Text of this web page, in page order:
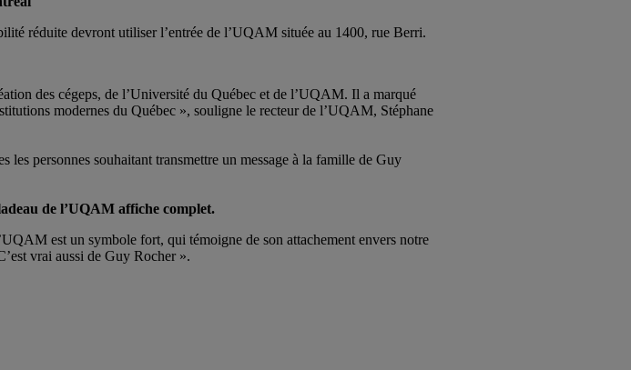
réduite devront utiliser l’entrée de l’UQAM située au 1400, rue Berri.
des cégeps, de l’Université du Québec et de l’UQAM. Il a marqué
modernes du Québec », souligne le recteur de l’UQAM, Stéphane
personnes souhaitant transmettre un message à la famille de Guy
de l’UQAM affiche complet.
est un symbole fort, qui témoigne de son attachement envers notre
vrai aussi de Guy Rocher ».